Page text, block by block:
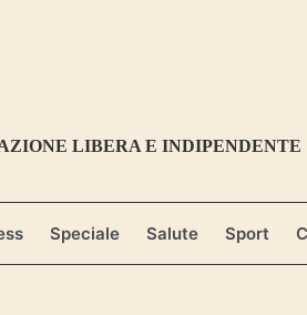
LIBERA E INDIPENDENTE
Speciale Salute Sport